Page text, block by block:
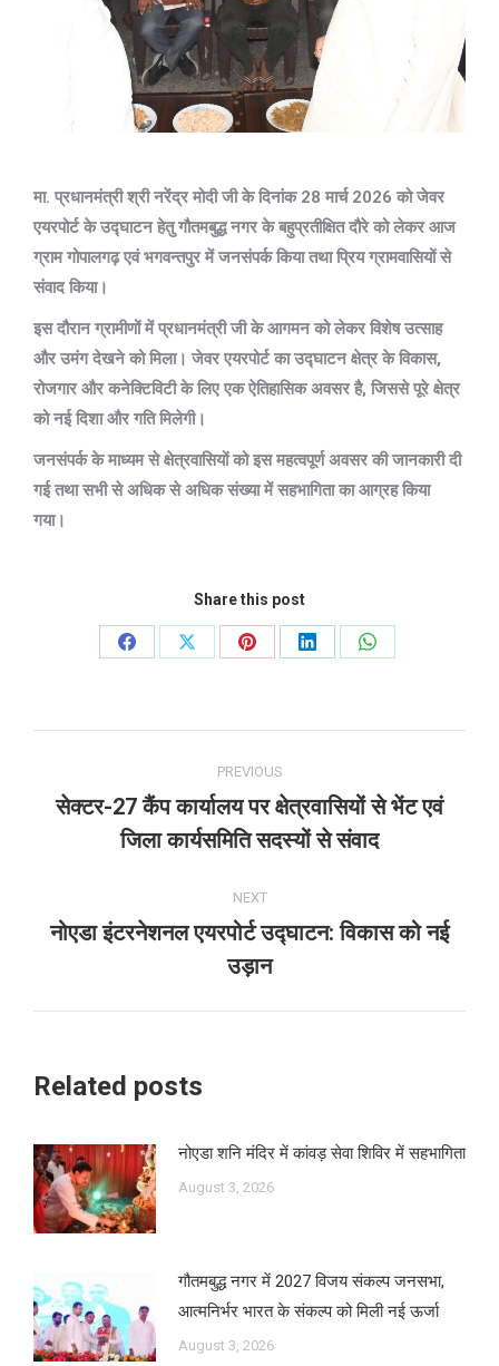
मा. प्रधानमंत्री श्री नरेंद्र मोदी जी के दिनांक 28 मार्च 2026 को जेवर
एयरपोर्ट के उद्घाटन हेतु गौतमबुद्ध नगर के बहुप्रतीक्षित दौरे को लेकर आज
ग्राम गोपालगढ़ एवं भगवन्तपुर में जनसंपर्क किया तथा प्रिय ग्रामवासियों से
संवाद किया।
इस दौरान ग्रामीणों में प्रधानमंत्री जी के आगमन को लेकर विशेष उत्साह
और उमंग देखने को मिला। जेवर एयरपोर्ट का उद्घाटन क्षेत्र के विकास,
रोजगार और कनेक्टिविटी के लिए एक ऐतिहासिक अवसर है, जिससे पूरे क्षेत्र
को नई दिशा और गति मिलेगी।
जनसंपर्क के माध्यम से क्षेत्रवासियों को इस महत्वपूर्ण अवसर की जानकारी दी
गई तथा सभी से अधिक से अधिक संख्या में सहभागिता का आग्रह किया
गया।
Share this post
Share
Share
Share
Share
Share
navigation
PREVIOUS
Previous
post:
सेक्टर-27 कैंप कार्यालय पर क्षेत्रवासियों से भेंट एवं
जिला कार्यसमिति सदस्यों से संवाद
NEXT
Next
post:
नोएडा इंटरनेशनल एयरपोर्ट उद्घाटन: विकास को नई
उड़ान
Related posts
नोएडा शनि मंदिर में कांवड़ सेवा शिविर में सहभागिता
August 3, 2026
गौतमबुद्ध नगर में 2027 विजय संकल्प जनसभा,
आत्मनिर्भर भारत के संकल्प को मिली नई ऊर्जा
August 3, 2026